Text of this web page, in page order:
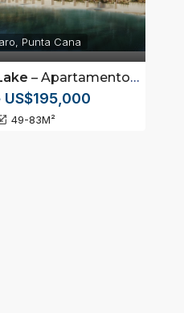
Punta Cana
– Apartamentos completamente amueblados con jacuzzi en Downtown, Punta Cana
US$195,000
49-83M²